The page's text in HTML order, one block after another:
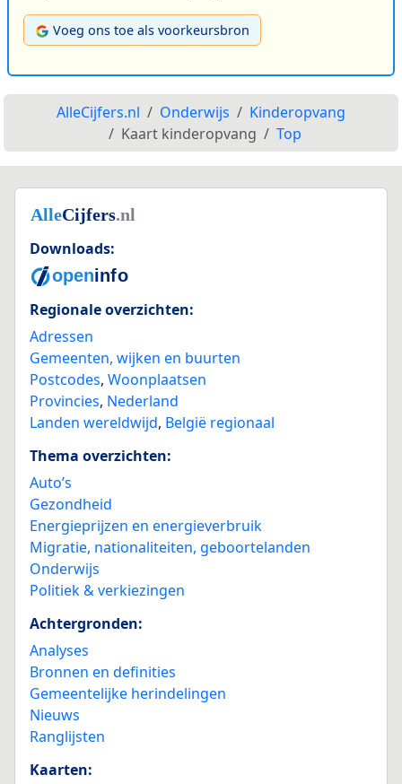
Voeg ons toe als voorkeursbron
AlleCijfers.nl Onderwijs
Kinderopvang
Kaart kinderopvang
Top
Downloads:
Regionale overzichten:
Adressen
Gemeenten, wijken en buurten
Postcodes, Woonplaatsen
Provincies, Nederland
Landen wereldwijd, België regionaal
Thema overzichten:
Auto’s
Gezondheid
Energieprijzen en energieverbruik
Migratie, nationaliteiten, geboortelanden
Onderwijs
Politiek & verkiezingen
Achtergronden:
Analyses
Bronnen en definities
Gemeentelijke herindelingen
Nieuws
Ranglijsten
Kaarten: